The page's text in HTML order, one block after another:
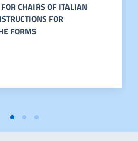
CHAIRS OF ITALIAN
FOR
FORMS
CHAIRS OF ITALIAN LANGUAGE –